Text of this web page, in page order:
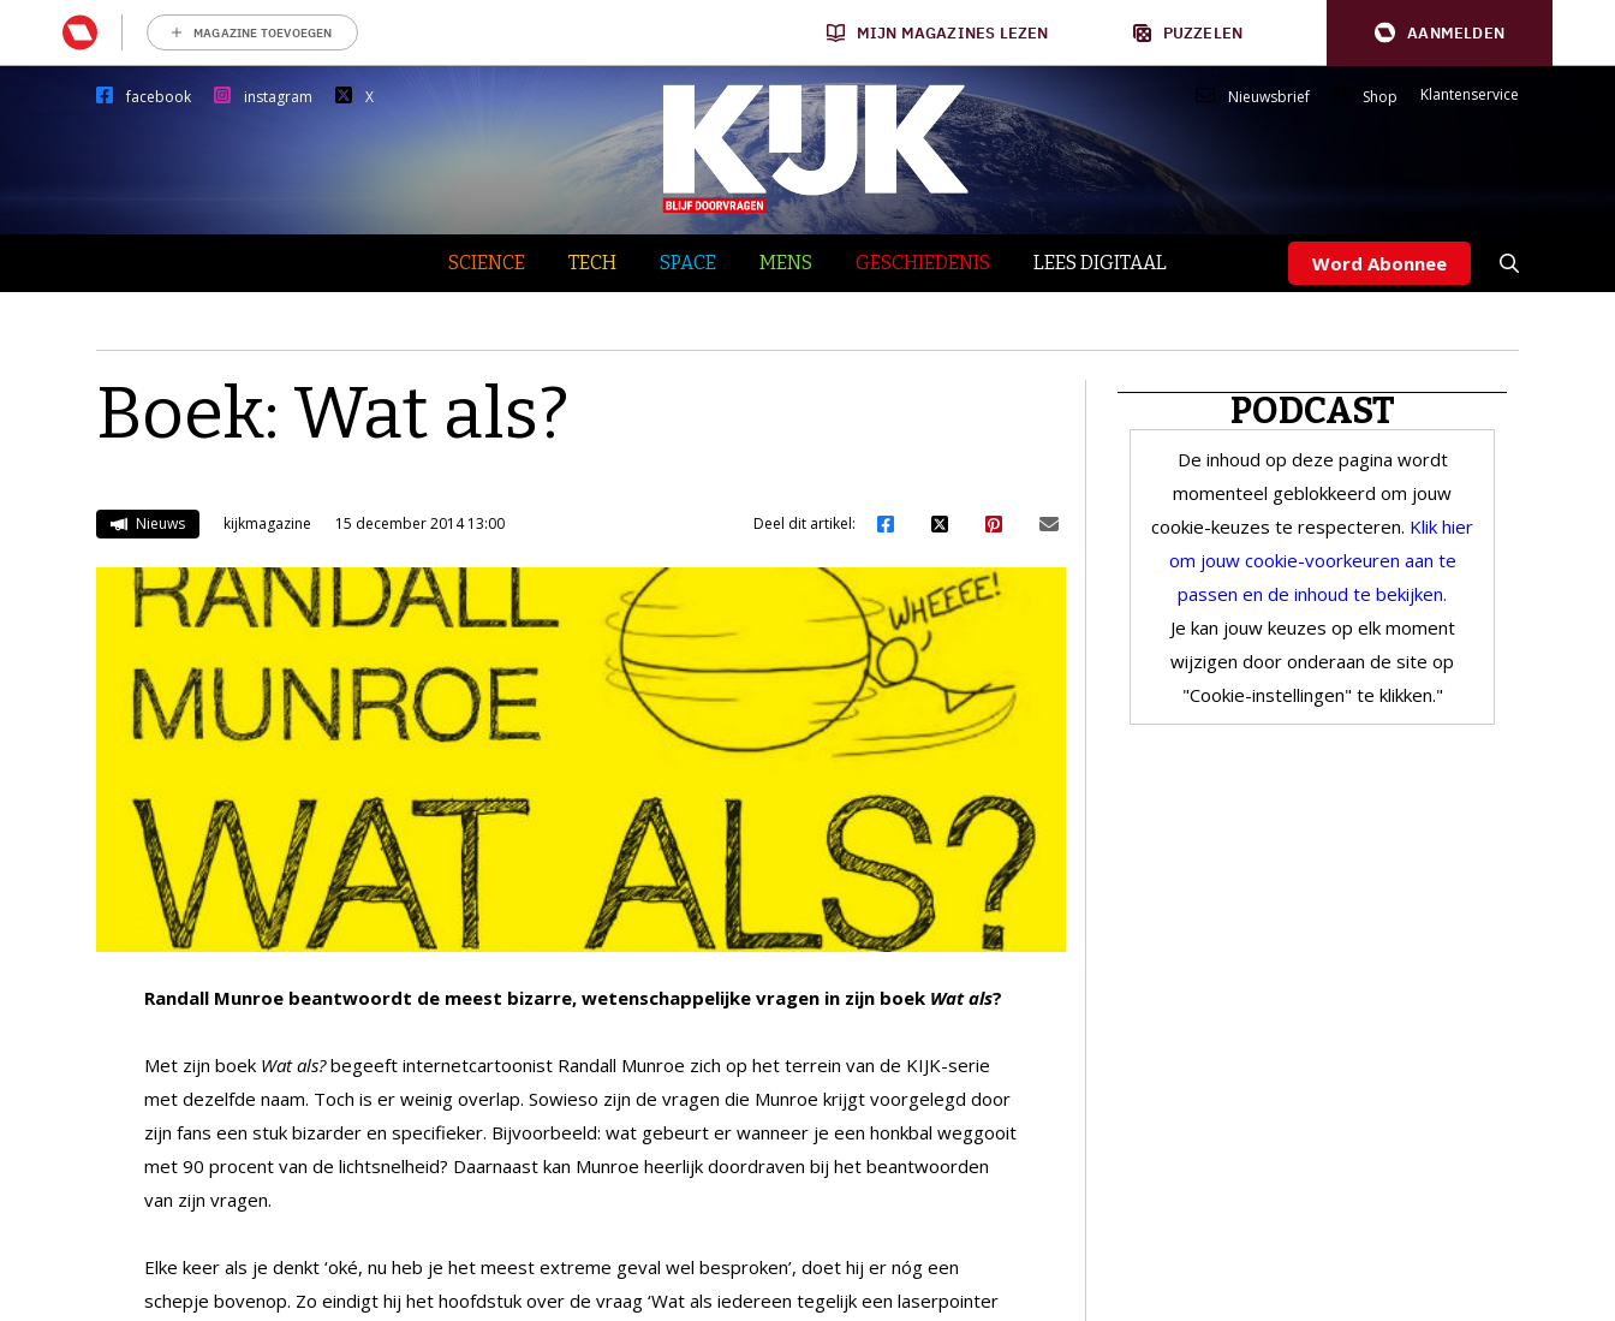
MAGAZINE TOEVOEGEN MIJN MAGAZINES LEZEN PUZZELEN AANMELDEN
facebook instagram X Nieuwsbrief Shop Klantenservice
SCIENCE TECH SPACE MENS GESCHIEDENIS LEES DIGITAAL Word Abonnee
Boek: Wat als?
Nieuws kijkmagazine 15 december 2014 13:00 Deel dit artikel:
Randall Munroe beantwoordt de meest bizarre, wetenschappelijke vragen in zijn boek Wat als?
Met zijn boek Wat als?begeeft internetcartoonist Randall Munroe zich op het terrein van de KIJK-serie
met dezelfde naam. Toch is er weinig overlap. Sowieso zijn de vragen die Munroe krijgt voorgelegd door
zijn fans een stuk bizarder en specifieker. Bijvoorbeeld: wat gebeurt er wanneer je een honkbal weggooit
met 90 procent van de lichtsnelheid? Daarnaast kan Munroe heerlijk doordraven bij het beantwoorden
van zijn vragen.
Elke keer als je denkt ‘oké, nu heb je het meest extreme geval wel besproken’, doet hij er nóg een
schepje bovenop. Zo eindigt hij het hoofdstuk over de vraag ‘Wat als iedereen tegelijk een laserpointer
PODCAST
De inhoud op deze pagina wordt
momenteel geblokkeerd om jouw
cookie-keuzes te respecteren. Klik hier
om jouw cookie-voorkeuren aan te
passen en de inhoud te bekijken.
Je kan jouw keuzes op elk moment
wijzigen door onderaan de site op
"Cookie-instellingen" te klikken."